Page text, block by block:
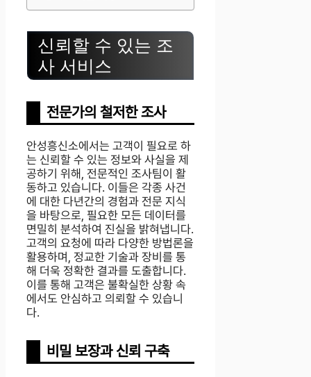
신뢰할 수 있는 조
사 서비스
전문가의 철저한 조사
안성흥신소에서는 고객이 필요로 하
는 신뢰할 수 있는 정보와 사실을 제
공하기 위해, 전문적인 조사팀이 활
동하고 있습니다. 이들은 각종 사건
에 대한 다년간의 경험과 전문 지식
을 바탕으로, 필요한 모든 데이터를
면밀히 분석하여 진실을 밝혀냅니다.
고객의 요청에 따라 다양한 방법론을
활용하며, 정교한 기술과 장비를 통
해 더욱 정확한 결과를 도출합니다.
이를 통해 고객은 불확실한 상황 속
에서도 안심하고 의뢰할 수 있습니
다.
비밀 보장과 신뢰 구축